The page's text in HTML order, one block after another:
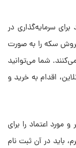
سرمایه‌گذاری در
فروش سکه را به صورت
شما می‌توانید
اقدام به خرید و
و مورد اعتماد را برای
باید در آن ثبت نام